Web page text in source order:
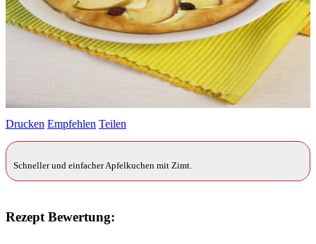
Drucken Empfehlen Teilen
Schneller und einfacher Apfelkuchen mit Zimt.
Rezept Bewertung: